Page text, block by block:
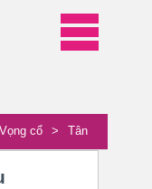
Vọng cổ >
Tân